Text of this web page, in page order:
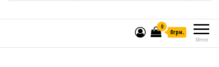
Меню
0
0грн.